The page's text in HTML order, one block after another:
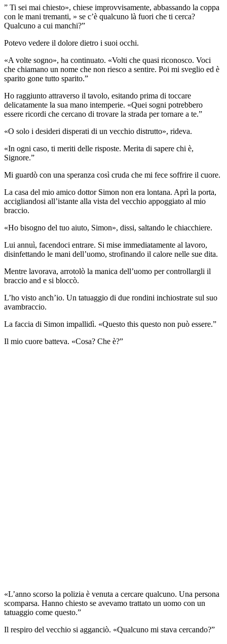
” Ti sei mai chiesto», chiese improvvisamente, abbassando la coppa
con le mani tremanti, » se c’è qualcuno là fuori che ti cerca?
Qualcuno a cui manchi?”
Potevo vedere il dolore dietro i suoi occhi.
«A volte sogno», ha continuato. «Volti che quasi riconosco. Voci
che chiamano un nome che non riesco a sentire. Poi mi sveglio ed è
sparito gone tutto sparito.”
Ho raggiunto attraverso il tavolo, esitando prima di toccare
delicatamente la sua mano intemperie. «Quei sogni potrebbero
essere ricordi che cercano di trovare la strada per tornare a te.”
«O solo i desideri disperati di un vecchio distrutto», rideva.
«In ogni caso, ti meriti delle risposte. Merita di sapere chi è,
Signore.”
Mi guardò con una speranza così cruda che mi fece soffrire il cuore.
La casa del mio amico dottor Simon non era lontana. Aprì la porta,
accigliandosi all’istante alla vista del vecchio appoggiato al mio
braccio.
«Ho bisogno del tuo aiuto, Simon», dissi, saltando le chiacchiere.
Lui annuì, facendoci entrare. Si mise immediatamente al lavoro,
disinfettando le mani dell’uomo, strofinando il calore nelle sue dita.
Mentre lavorava, arrotolò la manica dell’uomo per controllargli il
braccio and e si bloccò.
L’ho visto anch’io. Un tatuaggio di due rondini inchiostrate sul suo
avambraccio.
La faccia di Simon impallidì. «Questo this questo non può essere.”
Il mio cuore batteva. «Cosa? Che è?”
«L’anno scorso la polizia è venuta a cercare qualcuno. Una persona
scomparsa. Hanno chiesto se avevamo trattato un uomo con un
tatuaggio come questo.”
Il respiro del vecchio si agganciò. «Qualcuno mi stava cercando?”